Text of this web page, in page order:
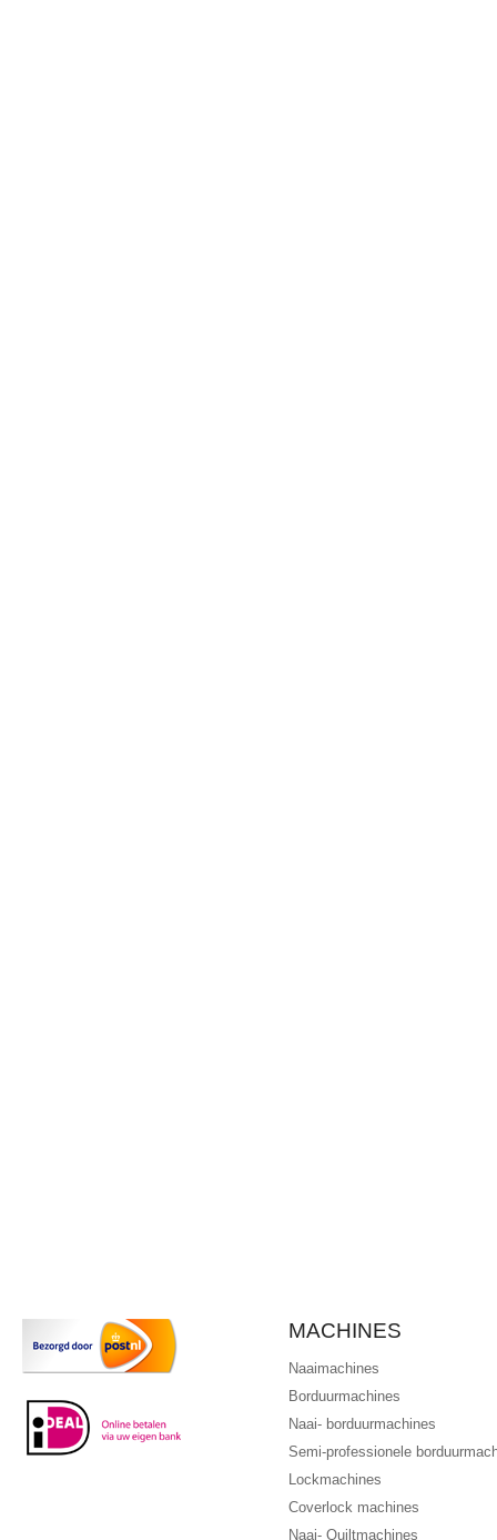
MACHINES
Naaimachines
Borduurmachines
Naai- borduurmachines
Semi-professionele
Lockmachines
Coverlock machines
Naai- Quiltmachines